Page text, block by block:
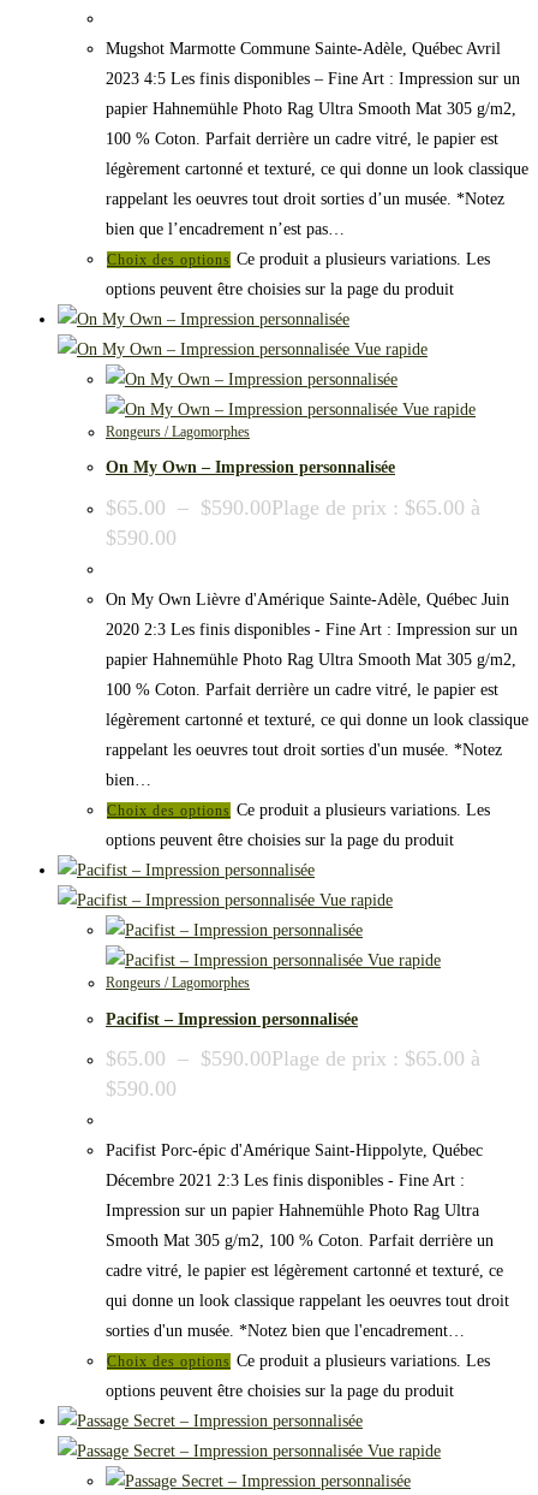
Mugshot Marmotte Commune Sainte-Adèle, Québec Avril
2023 4:5 Les finis disponibles – Fine Art : Impression sur un
papier Hahnemühle Photo Rag Ultra Smooth Mat 305 g/m2,
100 % Coton. Parfait derrière un cadre vitré, le papier est
légèrement cartonné et texturé, ce qui donne un look classique
rappelant les oeuvres tout droit sorties d’un musée. *Notez
bien que l’encadrement n’est pas…
Choix des options Ce produit a plusieurs variations. Les
options peuvent être choisies sur la page du produit
Vue rapide
Vue rapide
Rongeurs / Lagomorphes
On My Own – Impression personnalisée
$65.00 – $590.00Plage de prix : $65.00 à
$590.00
On My Own Lièvre d'Amérique Sainte-Adèle, Québec Juin
2020 2:3 Les finis disponibles - Fine Art : Impression sur un
papier Hahnemühle Photo Rag Ultra Smooth Mat 305 g/m2,
100 % Coton. Parfait derrière un cadre vitré, le papier est
légèrement cartonné et texturé, ce qui donne un look classique
rappelant les oeuvres tout droit sorties d'un musée. *Notez
bien…
Choix des options Ce produit a plusieurs variations. Les
options peuvent être choisies sur la page du produit
Vue rapide
Vue rapide
Rongeurs / Lagomorphes
Pacifist – Impression personnalisée
$65.00 – $590.00Plage de prix : $65.00 à
$590.00
Pacifist Porc-épic d'Amérique Saint-Hippolyte, Québec
Décembre 2021 2:3 Les finis disponibles - Fine Art :
Impression sur un papier Hahnemühle Photo Rag Ultra
Smooth Mat 305 g/m2, 100 % Coton. Parfait derrière un
cadre vitré, le papier est légèrement cartonné et texturé, ce
qui donne un look classique rappelant les oeuvres tout droit
sorties d'un musée. *Notez bien que l'encadrement…
Choix des options Ce produit a plusieurs variations. Les
options peuvent être choisies sur la page du produit
Vue rapide